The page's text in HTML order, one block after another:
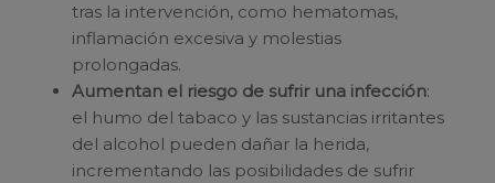
tras la intervención, como hematomas,
inflamación excesiva y molestias
prolongadas.
Aumentan el riesgo de sufrir una infección:
el humo del tabaco y las sustancias irritantes
del alcohol pueden dañar la herida,
incrementando las posibilidades de sufrir